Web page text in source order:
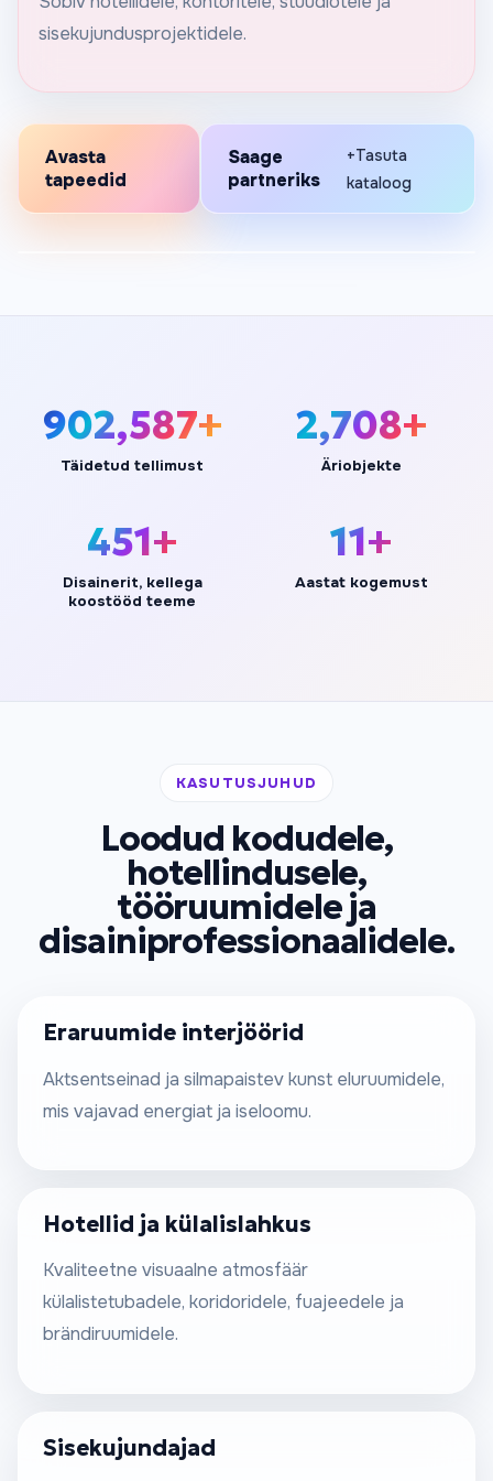
sisekujundusprojektidele.
Avasta
tapeedid
Saage
partneriks
+Tasuta
kataloog
998,696+
Täidetud tellimust
2,996+
Äriobjekte
499+
Disainerit, kellega
koostööd teeme
12+
Aastat kogemust
KASUTUSJUHUD
Loodud kodudele,
hotellindusele,
tööruumidele ja
disainiprofessionaalidele.
Eraruumide interjöörid
Aktsentseinad ja silmapaistev kunst eluruumidele,
mis vajavad energiat ja iseloomu.
Hotellid ja külalislahkus
Kvaliteetne visuaalne atmosfäär
külalistetubadele, koridoridele, fuajeedele ja
brändiruumidele.
Sisekujundajad